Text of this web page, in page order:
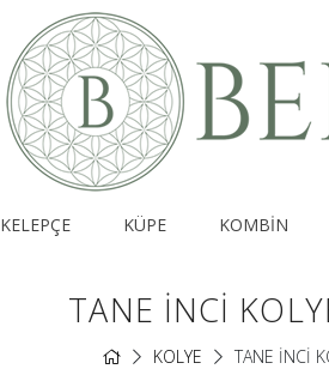
KELEPÇE KÜPE KOMBİN
TANE İNCİ
KOLYE TANE İNCİ